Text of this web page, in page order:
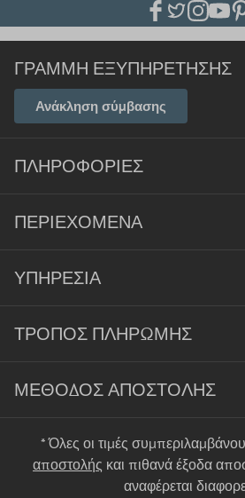
ΓΡΑΜΜΉ ΕΞΥΠΗΡΈΤΗΣΗΣ
Ανάκληση σύμβασης
ΠΛΗΡΟΦΟΡΊΕΣ
ΠΕΡΙΕΧΌΜΕΝΑ
ΥΠΗΡΕΣΊΑ
ΤΡΌΠΟΣ ΠΛΗΡΩΜΉΣ
ΜΈΘΟΔΟΣ ΑΠΟΣΤΟΛΉΣ
* Όλες οι τιμές
αποστολής και πιθανά έξοδα
αναφέρεται